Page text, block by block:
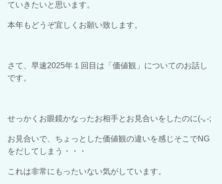
ていきたいと思います。
本年もどうぞ宜しくお願い致します。
さて、早速2025年１回目は「価値観」についてのお話し
です。
せっかくお眼鏡かなったお相手とお見合いをしたのに(-｡-;
お見合いで、ちょっとした価値観の違いを感じそこでNG
をだしてしまう・・・
これは非常にもったいない気がしています。